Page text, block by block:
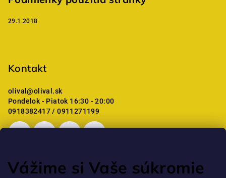
Vážime si Vaše súkromie
29.1.2018
Kontakt
olival@olival.sk
Pondelok - Piatok 16:30 - 20:00
0918382417 / 0911271199